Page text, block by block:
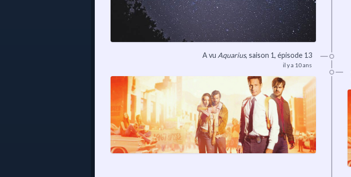
A vu Aquarius, saison 1, épisode 13
il y a 10 ans